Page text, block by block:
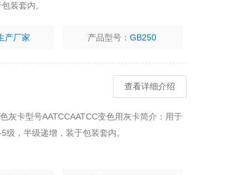
装套内。
产厂家 产品型号：GB250
查看详细介绍
灰卡型号AATCCAATCC变色用灰卡简介：用于
，半级递增，装于包装套内。